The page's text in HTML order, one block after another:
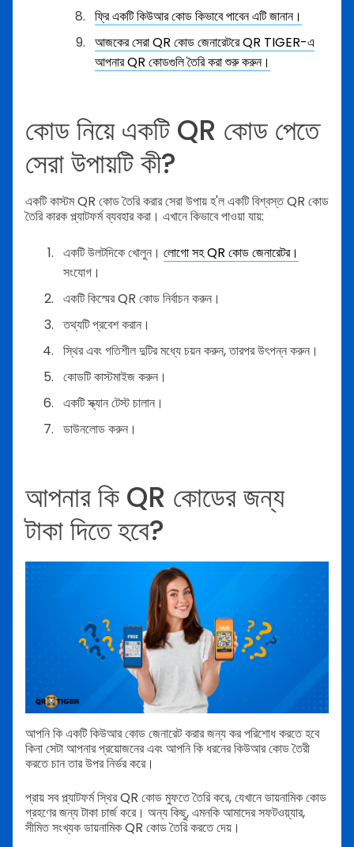
ফ্রি একটি কিউআর কোড কিভাবে পাবেন এটি জানান।
আজকের সেরা QR কোড জেনারেটরে QR TIGER-এ
আপনার QR কোডগুলি তৈরি করা শুরু করুন।
কোড নিয়ে একটি QR কোড পেতে
সেরা উপায়টি কী?
একটি কাস্টম QR কোড তৈরি করার সেরা উপায় হ'ল একটি বিশ্বস্ত QR কোড
তৈরি কারক প্ল্যাটফর্ম ব্যবহার করা। এখানে কিভাবে পাওয়া যায়:
একটি উলটদিকে খোলুন। লোগো সহ QR কোড জেনারেটর।
সংযোগ।
একটি কিস্মের QR কোড নির্বাচন করুন।
তথ্যটি প্রবেশ করান।
স্থির এবং গতিশীল দুটির মধ্যে চয়ন করুন, তারপর উৎপন্ন করুন।
কোডটি কাস্টমাইজ করুন।
একটি স্ক্যান টেস্ট চালান।
ডাউনলোড করুন।
আপনার কি QR কোডের জন্য
টাকা দিতে হবে?
আপনি কি একটি কিউআর কোড জেনারেট করার জন্য কর পরিশোধ করতে হবে
কিনা সেটা আপনার প্রয়োজনের এবং আপনি কি ধরনের কিউআর কোড তৈরী
করতে চান তার উপর নির্ভর করে।
প্রায় সব প্ল্যাটফর্ম স্থির QR কোড মুফতে তৈরি করে, যেখানে ডায়নামিক কোড
গ্রহণের জন্য টাকা চার্জ করে। অন্য কিছু, এমনকি আমাদের সফটওয়্যার,
সীমিত সংখ্যক ডায়নামিক QR কোড তৈরি করতে দেয়।